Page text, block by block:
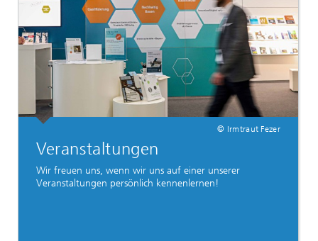
© Irmtraut Fezer
Veranstaltungen
Wir freuen uns, wenn wir uns auf einer unserer
Veranstaltungen persönlich kennenlernen!